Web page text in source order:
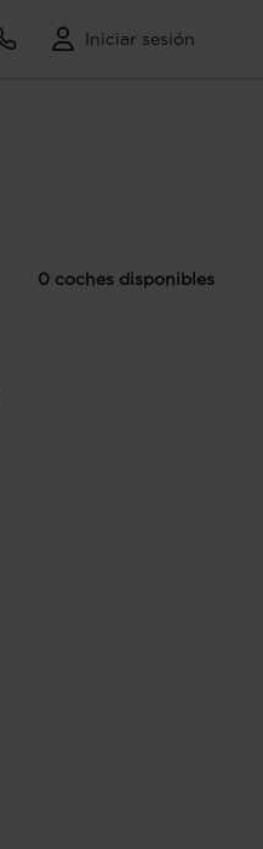
Iniciar sesión
0 coches disponibles